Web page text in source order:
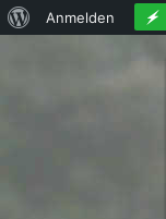
Über
Anmelden